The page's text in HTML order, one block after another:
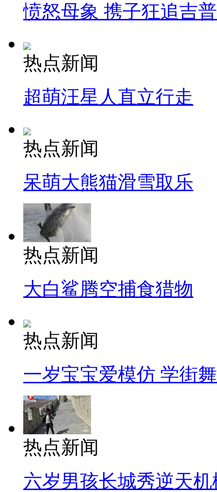
愤怒母象 携子狂追吉
热点新闻
超萌汪星人直立行走
热点新闻
呆萌大熊猫滑雪取乐
热点新闻
大白鲨腾空捕食猎物
热点新闻
一岁宝宝爱模仿 学街
热点新闻
六岁男孩长城秀逆天机